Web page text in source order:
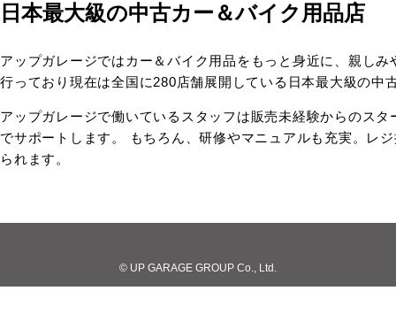
日本最大級の中古カー＆バイク用品店
アップガレージではカー＆バイク用品をもっと身近に、親し
行っており現在は全国に280店舗展開している日本最大級の中
アップガレージで働いているスタッフは販売未経験からのス
でサポートします。 もちろん、研修やマニュアルも充実。レ
られます。
© UP GARAGE GROUP Co., Ltd.